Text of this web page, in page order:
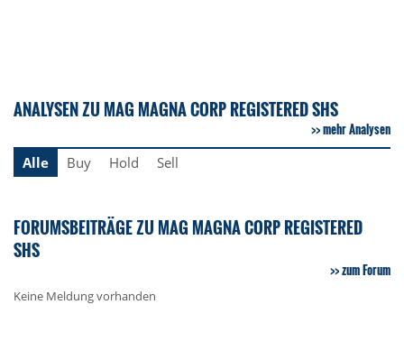
ANALYSEN ZU MAG MAGNA CORP REGISTERED SHS
mehr Analysen
Alle
Buy Hold Sell
FORUMSBEITRÄGE ZU MAG MAGNA CORP REGISTERED
SHS
zum Forum
Keine Meldung vorhanden